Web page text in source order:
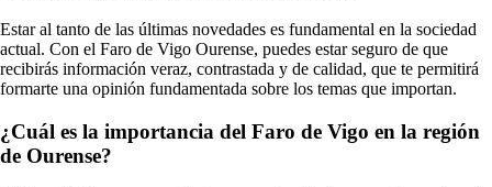
Estar al tanto de las últimas novedades es fundamental en la sociedad
actual. Con el Faro de Vigo Ourense, puedes estar seguro de que
recibirás información veraz, contrastada y de calidad, que te permitirá
formarte una opinión fundamentada sobre los temas que importan.
¿Cuál es la importancia del Faro de Vigo en la región
de Ourense?